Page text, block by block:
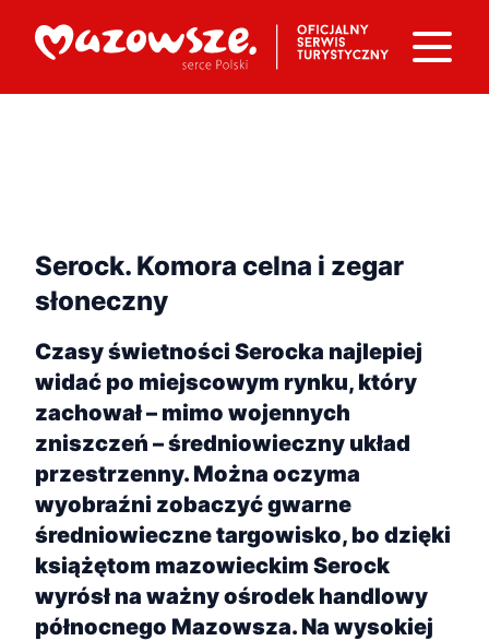
Serock. Komora celna i zegar
słoneczny
Czasy świetności Serocka najlepiej
widać po miejscowym rynku, który
zachował – mimo wojennych
zniszczeń – średniowieczny układ
przestrzenny. Można oczyma
wyobraźni zobaczyć gwarne
średniowieczne targowisko, bo dzięki
książętom mazowieckim Serock
wyrósł na ważny ośrodek handlowy
północnego Mazowsza. Na wysokiej